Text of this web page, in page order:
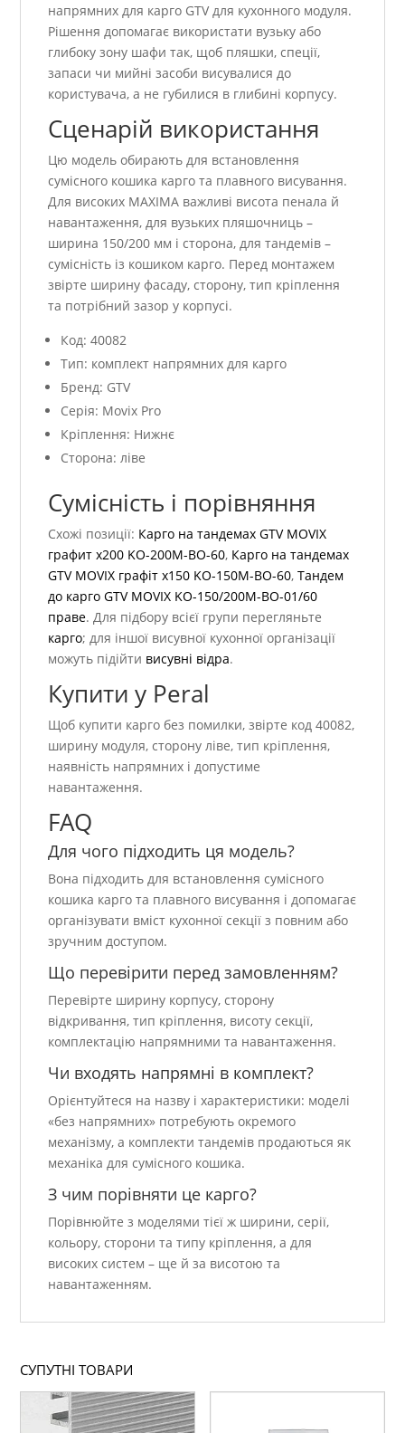
напрямних для карго GTV для кухонного модуля.
Рішення допомагає використати вузьку або
глибоку зону шафи так, щоб пляшки, спеції,
запаси чи мийні засоби висувалися до
користувача, а не губилися в глибині корпусу.
Сценарій використання
Цю модель обирають для встановлення
сумісного кошика карго та плавного висування.
Для високих MAXIMA важливі висота пенала й
навантаження, для вузьких пляшочниць –
ширина 150/200 мм і сторона, для тандемів –
сумісність із кошиком карго. Перед монтажем
звірте ширину фасаду, сторону, тип кріплення
та потрібний зазор у корпусі.
Код: 40082
Тип: комплект напрямних для карго
Бренд: GTV
Серія: Movix Pro
Кріплення: Нижнє
Сторона: ліве
Сумісність і порівняння
Схожі позиції: Карго на тандемах GTV MOVIX
графит х200 KO-200M-BO-60, Карго на тандемах
GTV MOVIX графіт х150 KO-150M-BO-60,Тандем
до карго GTV MOVIX KO-150/200M-BO-01/60
праве. Для підбору всієї групи перегляньте
карго; для іншої висувної кухонної організації
можуть підійти висувні відра.
Купити у Peral
Щоб купити карго без помилки, звірте код 40082,
ширину модуля, сторону ліве, тип кріплення,
наявність напрямних і допустиме
навантаження.
FAQ
Для чого підходить ця модель?
Вона підходить для встановлення сумісного
кошика карго та плавного висування і допомагає
організувати вміст кухонної секції з повним або
зручним доступом.
Що перевірити перед замовленням?
Перевірте ширину корпусу, сторону
відкривання, тип кріплення, висоту секції,
комплектацію напрямними та навантаження.
Чи входять напрямні в комплект?
Орієнтуйтеся на назву і характеристики: моделі
«без напрямних» потребують окремого
механізму, а комплекти тандемів продаються як
механіка для сумісного кошика.
З чим порівняти це карго?
Порівнюйте з моделями тієї ж ширини, серії,
кольору, сторони та типу кріплення, а для
високих систем – ще й за висотою та
навантаженням.
СУПУТНІ ТОВАРИ